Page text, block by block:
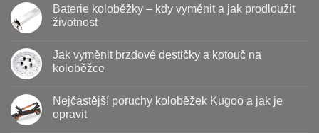
Baterie koloběžky – kdy vyměnit a jak prodloužit
životnost
textu
s
koloběžky
kdy
Jak vyměnit brzdové destičky a kotouč na
koloběžce
u
textu
s
Nejčastější poruchy koloběžek Kugoo a jak je
opravit